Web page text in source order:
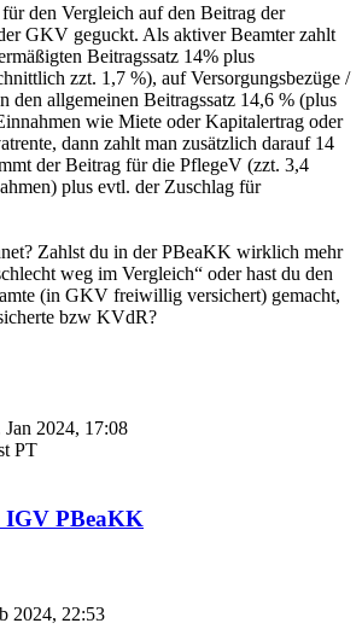
den Vergleich auf den Beitrag der
GKV geguckt. Als aktiver Beamter zahlt
Beitragssatz 14% plus
zzt. 1,7 %), auf Versorgungsbezüge /
den allgemeinen Beitragssatz 14,6 % (plus
wie Miete oder Kapitalertrag oder
dann zahlt man zusätzlich darauf 14
der Beitrag für die PflegeV (zzt. 3,4
plus evtl. der Zuschlag für
Zahlst du in der PBeaKK wirklich mehr
weg im Vergleich“ oder hast du den
(in GKV freiwillig versichert) gemacht,
bzw KVdR?
Jan 2024, 17:08
PT
IGV PBeaKK
2024, 22:53